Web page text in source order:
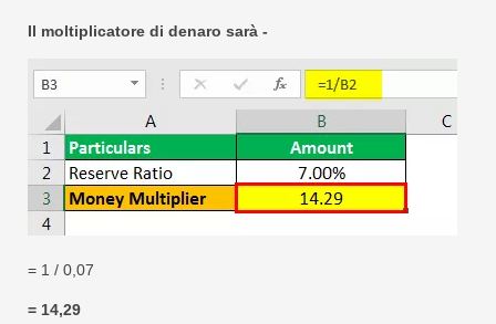
Il moltiplicatore di denaro sarà -
= 1 / 0,07
= 14,29